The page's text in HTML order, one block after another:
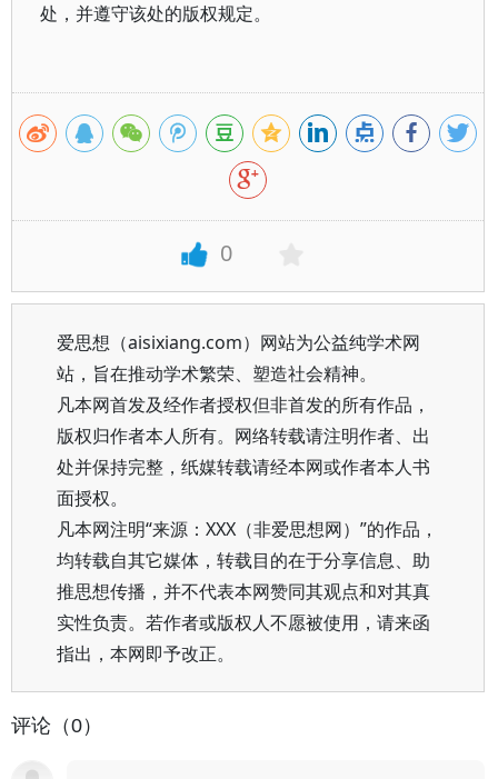
处，并遵守该处的版权规定。
0
爱思想（aisixiang.com）网站为公益纯学术网
站，旨在推动学术繁荣、塑造社会精神。
凡本网首发及经作者授权但非首发的所有作品，
版权归作者本人所有。网络转载请注明作者、出
处并保持完整，纸媒转载请经本网或作者本人书
面授权。
凡本网注明“来源：XXX（非爱思想网）”的作品，
均转载自其它媒体，转载目的在于分享信息、助
推思想传播，并不代表本网赞同其观点和对其真
实性负责。若作者或版权人不愿被使用，请来函
指出，本网即予改正。
评论（0）